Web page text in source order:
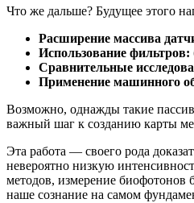
Что же дальше? Будущее этого
Расширение массива
Использование фильтров:
Сравнительные
Применение машинного
Возможно, однажды такие
важный шаг к созданию карты
Эта работа — своего рода
невероятно низкую
методов, измерение биофотонов
наше сознание на самом